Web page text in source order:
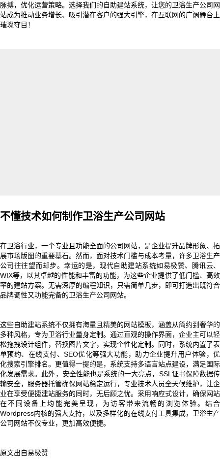
脉搏，优化运营策略。选择我们的自助建站系统，让您的卫浴生产公司网
站成为推动业务增长、吸引潜在客户的强大引擎，在互联网的广阔舞台上
璀璨夺目！
不懂技术如何制作卫浴生产公司网站
在卫浴行业，一个专业且功能全面的公司网站，是企业提升品牌形象、拓
展市场版图的重要基石。然而，面对技术门槛与成本考量，许多卫浴生产
公司往往望而却步。幸运的是，现代自助建站系统如易极赞、腾讯云、
WIX等，以其卓越的性能和丰富的功能，为这些企业提供了低门槛、高效
率的建站方案。无需深厚的编程知识，只需简单几步，即可打造出既符合
品牌调性又功能完备的卫浴生产公司网站。
这些自助建站系统不仅拥有海量且精美的网站模板，涵盖从简约到奢华的
多种风格，专为卫浴行业量身定制。通过直观的操作界面，企业主可以轻
松拖拽设计组件，替换图片文字，实现个性化定制。同时，系统内置了表
单预约、在线支付、SEO优化等强大功能，助力企业提升用户体验，优
化搜索引擎排名。更值得一提的是，系统支持多语言站点建设，满足国际
化发展需求。此外，安全性能也是系统的一大亮点，SSL证书保障数据传
输安全，服务器托管确保网站稳定运行，专业技术人员全天候维护，让企
业在享受便捷建站服务的同时，无后顾之忧。采用响应式设计，确保网站
在不同设备上均能完美呈现，为访客带来流畅的浏览体验。结合
Wordpress内核的强大支持，以及多样化的在线支付工具集成，卫浴生产
公司网站不仅专业，更加高效便捷。
原文出自易极赞